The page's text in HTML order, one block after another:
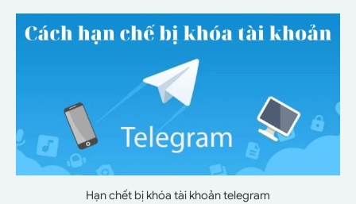
Hạn chết bị khóa tài khoản telegram